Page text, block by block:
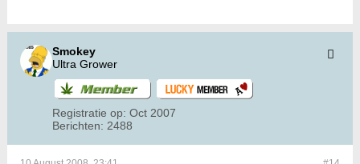
Smokey
Ultra Grower
Registratie op: Oct 2007
Berichten: 2488